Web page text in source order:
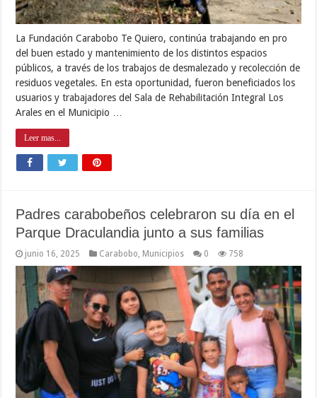
La Fundación Carabobo Te Quiero, continúa trabajando en pro
del buen estado y mantenimiento de los distintos espacios
públicos, a través de los trabajos de desmalezado y recolección de
residuos vegetales. En esta oportunidad, fueron beneficiados los
usuarios y trabajadores del Sala de Rehabilitación Integral Los
Arales en el Municipio …
Leer mas...
Padres carabobeños celebraron su día en el
Parque Draculandia junto a sus familias
junio 16, 2025 Carabobo Municipios 0 758